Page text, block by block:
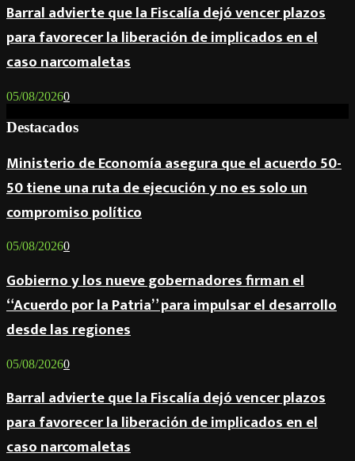
Barral advierte que la Fiscalía dejó vencer plazos
para favorecer la liberación de implicados en el
caso narcomaletas
05/08/20260
Destacados
Ministerio de Economía asegura que el acuerdo 50-
50 tiene una ruta de ejecución y no es solo un
compromiso político
05/08/20260
Gobierno y los nueve gobernadores firman el
“Acuerdo por la Patria” para impulsar el desarrollo
desde las regiones
05/08/20260
Barral advierte que la Fiscalía dejó vencer plazos
para favorecer la liberación de implicados en el
caso narcomaletas